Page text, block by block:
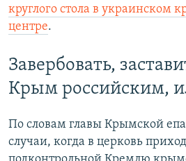
круглого стола в украинском
центре.
Завербовать,
Крым российским,
По словам главы Крымской
случаи, когда в церковь